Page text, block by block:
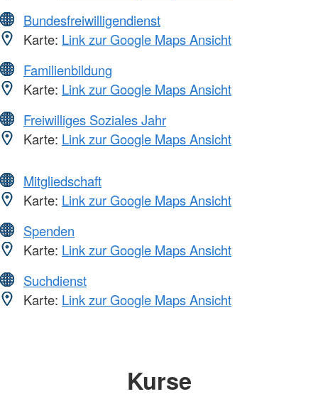
Bundesfreiwilligendienst
Karte: Link zur Google Maps Ansicht
Familienbildung
Karte: Link zur Google Maps Ansicht
Freiwilliges Soziales Jahr
Karte: Link zur Google Maps Ansicht
Mitgliedschaft
Karte: Link zur Google Maps Ansicht
Spenden
Karte: Link zur Google Maps Ansicht
Suchdienst
Karte: Link zur Google Maps Ansicht
Kurse